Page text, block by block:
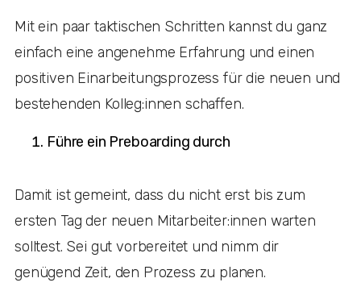
Mit ein paar taktischen Schritten kannst du ganz
einfach eine angenehme Erfahrung und einen
positiven Einarbeitungsprozess für die neuen und
bestehenden Kolleg:innen schaffen.
Führe ein Preboarding durch
Damit ist gemeint, dass du nicht erst bis zum
ersten Tag der neuen Mitarbeiter:innen warten
solltest. Sei gut vorbereitet und nimm dir
genügend Zeit, den Prozess zu planen.